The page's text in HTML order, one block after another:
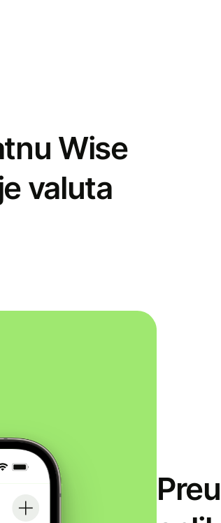
Wise
valuta